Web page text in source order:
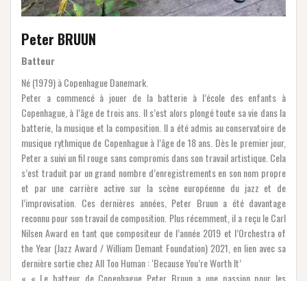
Peter BRUUN
Batteur
Né (1979) à Copenhague Danemark.
Peter a commencé à jouer de la batterie à l’école des enfants à
Copenhague, à l’âge de trois ans. Il s’est alors plongé toute sa vie dans la
batterie, la musique et la composition. Il a été admis au conservatoire de
musique rythmique de Copenhague à l’âge de 18 ans. Dès le premier jour,
Peter a suivi un fil rouge sans compromis dans son travail artistique. Cela
s’est traduit par un grand nombre d’enregistrements en son nom propre
et par une carrière active sur la scène européenne du jazz et de
l’improvisation. Ces dernières années, Peter Bruun a été davantage
reconnu pour son travail de composition. Plus récemment, il a reçu le Carl
Nilsen Award en tant que compositeur de l’année 2019 et l’Orchestra of
the Year (Jazz Award / William Demant Foundation) 2021, en lien avec sa
dernière sortie chez All Too Human : ‘Because You’re Worth It’
« « Le batteur de Copenhague Peter Bruun a une passion pour les